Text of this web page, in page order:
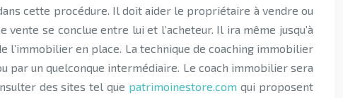
cette procédure. Il doit aider le propriétaire à vendre ou
se conclue entre lui et l’acheteur. Il ira même jusqu’à
l’immobilier en place. La technique de coaching immobilier
par un quelconque intermédiaire. Le coach immobilier sera
des sites tel que patrimoinestore.com qui proposent